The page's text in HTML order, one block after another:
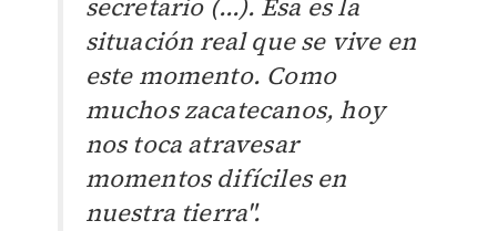
secretario (...). Esa es la
situación real que se vive en
este momento. Como
muchos zacatecanos, hoy
nos toca atravesar
momentos difíciles en
nuestra tierra".